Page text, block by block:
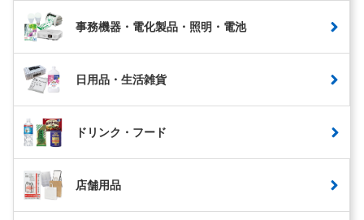
事務機器・電化製品・照明・電池
日用品・生活雑貨
ドリンク・フード
店舗用品